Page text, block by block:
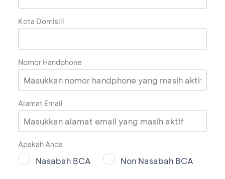
Kota Domisili
Nomor Handphone
Alamat Email
Apakah Anda
Nasabah BCA Non Nasabah BCA